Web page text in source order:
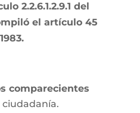
2.2.6.1.2.9.1 del
el artículo 45
comparecientes
ciudadanía.